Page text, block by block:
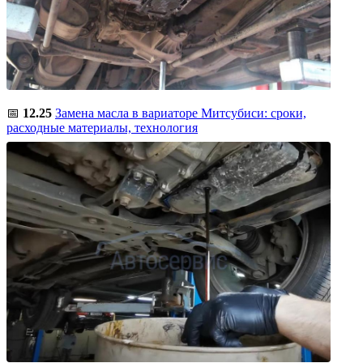
📅 12.25 Замена масла в вариаторе Митсубиси: сроки,
расходные материалы, технология